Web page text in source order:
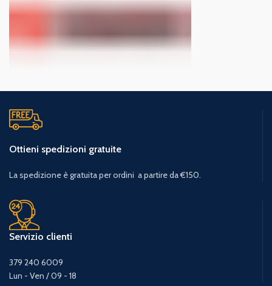
Ottieni spedizioni gratuite
La spedizione è gratuita per ordini a partire da €150.
Servizio clienti
379 240 6009
Lun - Ven / 09 - 18